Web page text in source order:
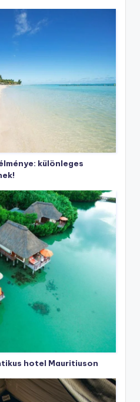
különleges
hotel Mauritiuson